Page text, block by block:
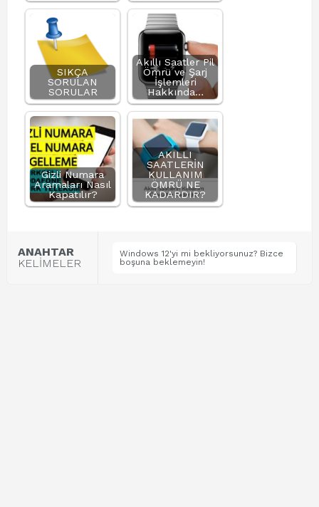
SIKÇA
SORULAN
SORULAR
Akıllı Saatler Pil
Ömrü ve Şarj
İşlemleri
Hakkında…
Gizli Numara
Aramaları Nasıl
Kapatılır?
AKILLI
SAATLERİN
KULLANIM
ÖMRÜ NE
KADARDIR?
ANAHTAR
KELİMELER
Windows 12'yi mi bekliyorsunuz? Bizce
boşuna beklemeyin!